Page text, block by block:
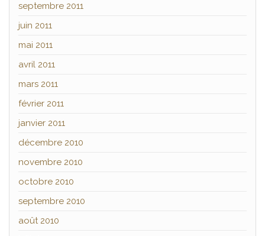
septembre 2011
juin 2011
mai 2011
avril 2011
mars 2011
février 2011
janvier 2011
décembre 2010
novembre 2010
octobre 2010
septembre 2010
août 2010